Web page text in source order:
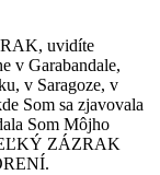
uvidíte
v Garabandale,
v Saragoze, v
Som sa zjavovala
Som Môjho
ZÁZRAK